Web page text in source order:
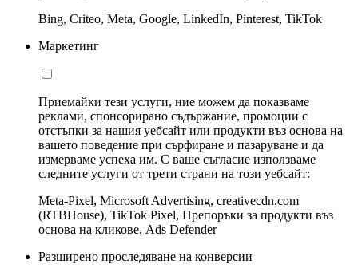
Bing, Criteo, Meta, Google, LinkedIn, Pinterest, TikTok
Маркетинг
Приемайки тези услуги, ние можем да показваме
реклами, спонсорирано съдържание, промоции с
отстъпки за нашия уебсайт или продукти въз основа на
вашето поведение при сърфиране и пазаруване и да
измерваме успеха им. С ваше съгласие използваме
следните услуги от трети страни на този уебсайт:
Meta-Pixel, Microsoft Advertising, creativecdn.com
(RTBHouse), TikTok Pixel, Препоръки за продукти въз
основа на кликове, Ads Defender
Разширено проследяване на конверсии